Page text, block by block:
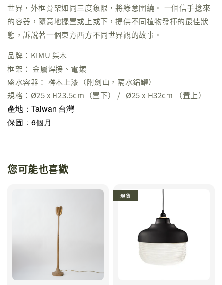
世界，外框骨架如同三度象限，將綠意圍繞。 一個信手捻來
的容器，隨意地擺置或上或下，提供不同植物發揮的最佳狀
態，訴說著一個東方西方不同世界觀的故事。
品牌：KIMU 柒木
框架： 金屬焊接、電鍍
盛水容器： 梣木上漆（附劍山，隔水鋁罐）
規格：Ø25 x H23.5cm（置下） / Ø25 x H32cm （置上）
產地：Taiwan 台灣
保固：6個月
您可能也喜歡
現貨